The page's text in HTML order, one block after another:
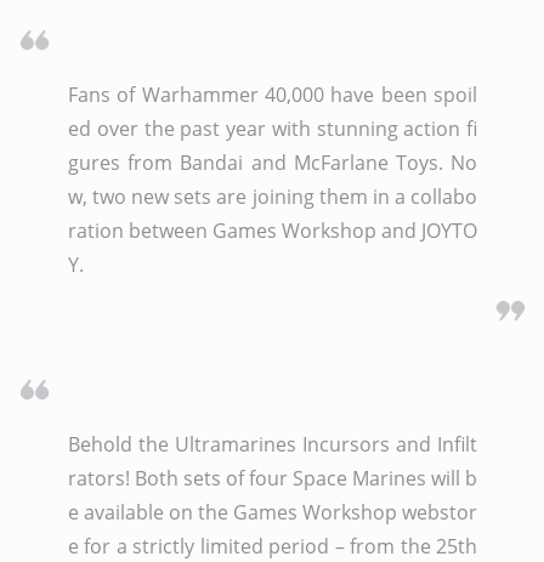
Fans of Warhammer 40,000 have been spoil
ed over the past year with stunning action fi
gures from Bandai and McFarlane Toys. No
w, two new sets are joining them in a collabo
ration between Games Workshop and JOYTO
Y.
Behold the Ultramarines Incursors and Infilt
rators! Both sets of four Space Marines will b
e available on the Games Workshop webstor
e for a strictly limited period – from the 25th